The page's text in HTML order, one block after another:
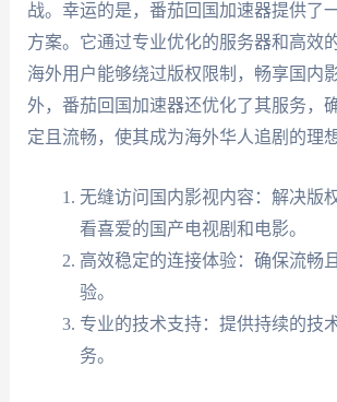
战。幸运的是，番茄回国加速器提供了
方案。它通过专业优化的服务器和高效
海外用户能够绕过版权限制，畅享国内
外，番茄回国加速器还优化了其服务，
定且流畅，使其成为海外华人追剧的理
无缝访问国内影视内容：解决版
看喜爱的国产电视剧和电影。
高效稳定的连接体验：确保流畅
验。
专业的技术支持：提供持续的技
务。